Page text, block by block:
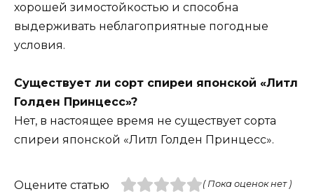
хорошей зимостойкостью и способна
выдерживать неблагоприятные погодные
условия.
Существует ли сорт спиреи японской «Литл
Голден Принцесс»?
Нет, в настоящее время не существует сорта
спиреи японской «Литл Голден Принцесс».
Оцените статью ( Пока оценок нет )